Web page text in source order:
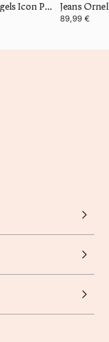
T-Shirt Angels Icon Print
89,99 €